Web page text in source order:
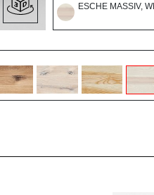
ESCHE MASSIV,